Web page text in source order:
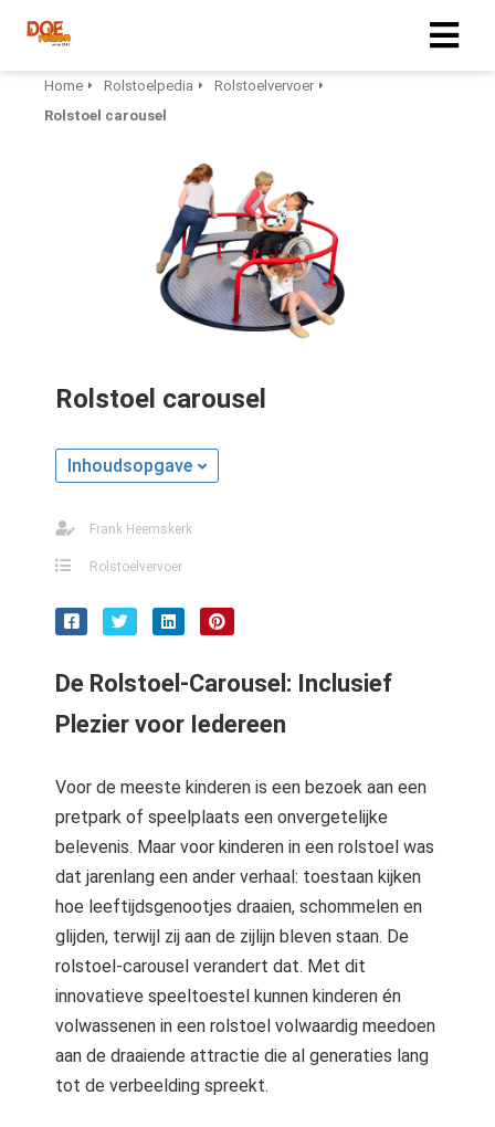
Home Rolstoelpedia
Rolstoelvervoer
Rolstoel carousel
Rolstoel carousel
Inhoudsopgave
Frank Heemskerk
Rolstoelvervoer
De Rolstoel-Carousel: Inclusief
Plezier voor Iedereen
Voor de meeste kinderen is een bezoek aan een
pretpark of speelplaats een onvergetelijke
belevenis. Maar voor kinderen in een rolstoel was
dat jarenlang een ander verhaal: toestaan kijken
hoe leeftijdsgenootjes draaien, schommelen en
glijden, terwijl zij aan de zijlijn bleven staan. De
rolstoel-carousel verandert dat. Met dit
innovatieve speeltoestel kunnen kinderen én
volwassenen in een rolstoel volwaardig meedoen
aan de draaiende attractie die al generaties lang
tot de verbeelding spreekt.